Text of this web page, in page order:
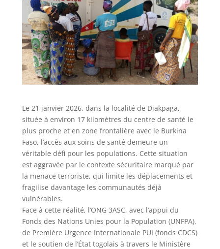
Le 21 janvier 2026, dans la localité de Djakpaga,
située à environ 17 kilomètres du centre de santé le
plus proche et en zone frontalière avec le Burkina
Faso, l’accès aux soins de santé demeure un
véritable défi pour les populations. Cette situation
est aggravée par le contexte sécuritaire marqué par
la menace terroriste, qui limite les déplacements et
fragilise davantage les communautés déjà
vulnérables.
Face à cette réalité, l’ONG 3ASC, avec l’appui du
Fonds des Nations Unies pour la Population (UNFPA),
de Première Urgence Internationale PUI (fonds CDCS)
et le soutien de l’État togolais à travers le Ministère